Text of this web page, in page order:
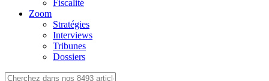
Fiscalité
Zoom
Stratégies
Interviews
Tribunes
Dossiers